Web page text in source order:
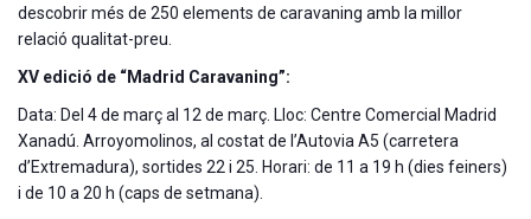
descobrir més de 250 elements de caravaning amb la millor
relació qualitat-preu.
XV edició de “Madrid Caravaning”:
Data: Del 4 de març al 12 de març. Lloc: Centre Comercial Madrid
Xanadú. Arroyomolinos, al costat de l’Autovia A5 (carretera
d’Extremadura), sortides 22 i 25. Horari: de 11 a 19 h (dies feiners)
i de 10 a 20 h (caps de setmana).